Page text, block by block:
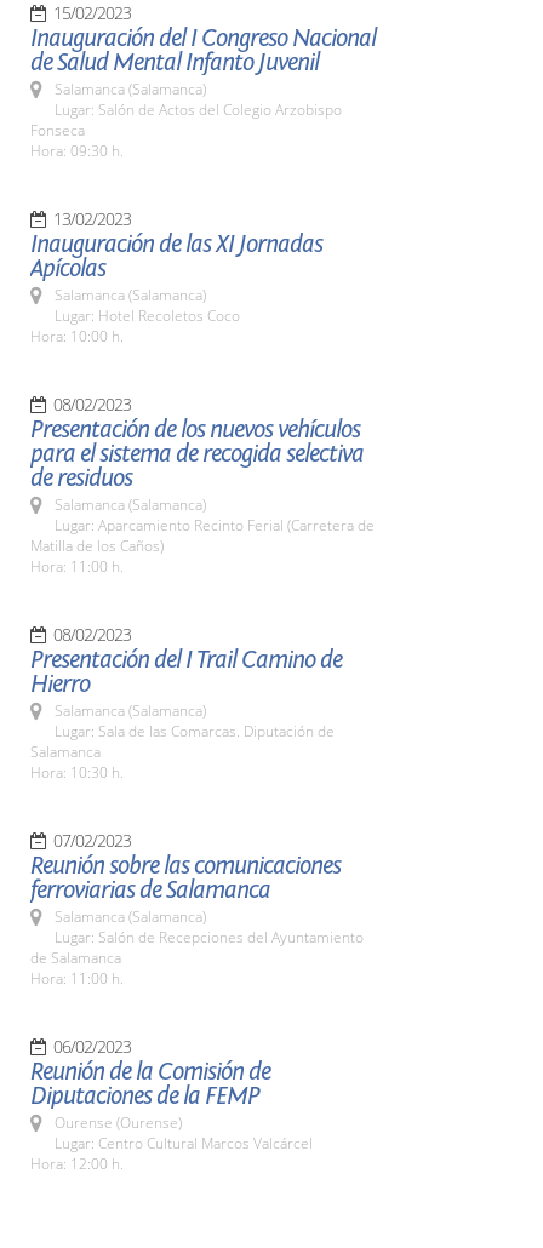
15/02/2023
Inauguración del I Congreso Nacional
de Salud Mental Infanto Juvenil
Salamanca (Salamanca)
Lugar: Salón de Actos del Colegio Arzobispo
Fonseca
Hora: 09:30 h.
13/02/2023
Inauguración de las XI Jornadas
Apícolas
Salamanca (Salamanca)
Lugar: Hotel Recoletos Coco
Hora: 10:00 h.
08/02/2023
Presentación de los nuevos vehículos
para el sistema de recogida selectiva
de residuos
Salamanca (Salamanca)
Lugar: Aparcamiento Recinto Ferial (Carretera de
Matilla de los Caños)
Hora: 11:00 h.
08/02/2023
Presentación del I Trail Camino de
Hierro
Salamanca (Salamanca)
Lugar: Sala de las Comarcas. Diputación de
Salamanca
Hora: 10:30 h.
07/02/2023
Reunión sobre las comunicaciones
ferroviarias de Salamanca
Salamanca (Salamanca)
Lugar: Salón de Recepciones del Ayuntamiento
de Salamanca
Hora: 11:00 h.
06/02/2023
Reunión de la Comisión de
Diputaciones de la FEMP
Ourense (Ourense)
Lugar: Centro Cultural Marcos Valcárcel
Hora: 12:00 h.